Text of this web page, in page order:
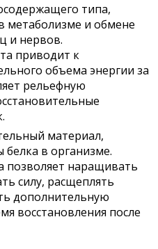
типа,
метаболизме и обмене
и нервов.
приводит к
объема энергии за
рельефную
материал,
в организме.
позволяет наращивать
силу, расщеплять
дополнительную
восстановления после